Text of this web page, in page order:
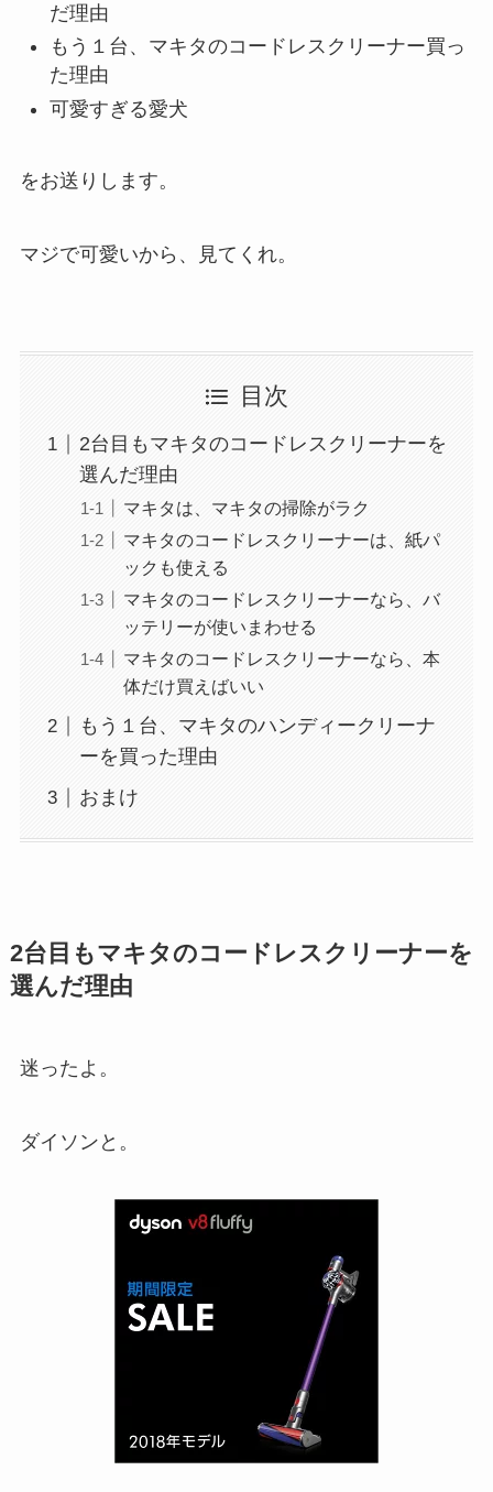
だ理由
もう１台、マキタのコードレスクリーナー買っ
た理由
可愛すぎる愛犬
をお送りします。
マジで可愛いから、見てくれ。
目次
2台目もマキタのコードレスクリーナーを
選んだ理由
マキタは、マキタの掃除がラク
マキタのコードレスクリーナーは、紙パ
ックも使える
マキタのコードレスクリーナーなら、バ
ッテリーが使いまわせる
マキタのコードレスクリーナーなら、本
体だけ買えばいい
もう１台、マキタのハンディークリーナ
ーを買った理由
おまけ
2台目もマキタのコードレスクリーナーを
選んだ理由
迷ったよ。
ダイソンと。